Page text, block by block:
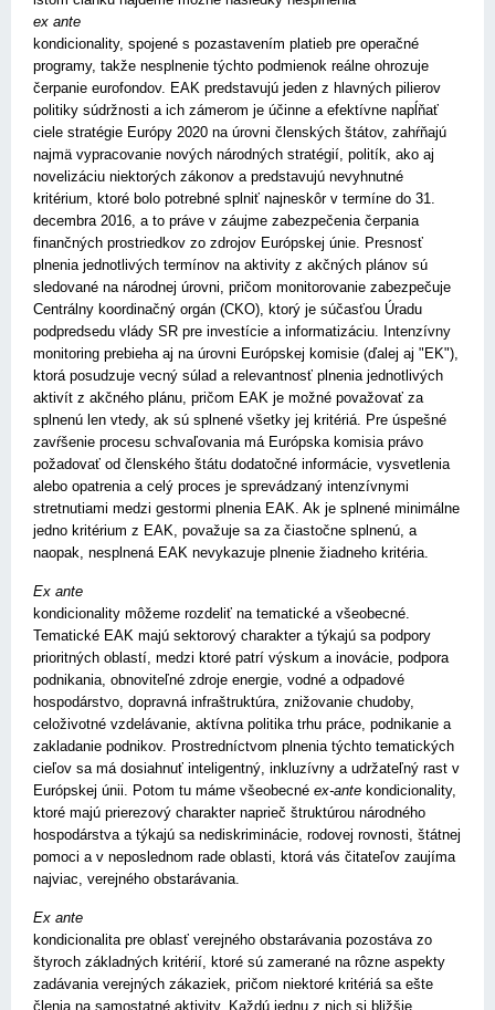
ex ante
kondicionality, spojené s pozastavením platieb pre operačné
programy, takže nesplnenie týchto podmienok reálne ohrozuje
čerpanie eurofondov. EAK predstavujú jeden z hlavných pilierov
politiky súdržnosti a ich zámerom je účinne a efektívne napĺňať
ciele stratégie Európy 2020 na úrovni členských štátov, zahŕňajú
najmä vypracovanie nových národných stratégií, politík, ako aj
novelizáciu niektorých zákonov a predstavujú nevyhnutné
kritérium, ktoré bolo potrebné splniť najneskôr v termíne do 31.
decembra 2016, a to práve v záujme zabezpečenia čerpania
finančných prostriedkov zo zdrojov Európskej únie. Presnosť
plnenia jednotlivých termínov na aktivity z akčných plánov sú
sledované na národnej úrovni, pričom monitorovanie zabezpečuje
Centrálny koordinačný orgán (CKO), ktorý je súčasťou Úradu
podpredsedu vlády SR pre investície a informatizáciu. Intenzívny
monitoring prebieha aj na úrovni Európskej komisie (ďalej aj "EK"),
ktorá posudzuje vecný súlad a relevantnosť plnenia jednotlivých
aktivít z akčného plánu, pričom EAK je možné považovať za
splnenú len vtedy, ak sú splnené všetky jej kritériá. Pre úspešné
zavŕšenie procesu schvaľovania má Európska komisia právo
požadovať od členského štátu dodatočné informácie, vysvetlenia
alebo opatrenia a celý proces je sprevádzaný intenzívnymi
stretnutiami medzi gestormi plnenia EAK. Ak je splnené minimálne
jedno kritérium z EAK, považuje sa za čiastočne splnenú, a
naopak, nesplnená EAK nevykazuje plnenie žiadneho kritéria.
Ex ante
kondicionality môžeme rozdeliť na tematické a všeobecné.
Tematické EAK majú sektorový charakter a týkajú sa podpory
prioritných oblastí, medzi ktoré patrí výskum a inovácie, podpora
podnikania, obnoviteľné zdroje energie, vodné a odpadové
hospodárstvo, dopravná infraštruktúra, znižovanie chudoby,
celoživotné vzdelávanie, aktívna politika trhu práce, podnikanie a
zakladanie podnikov. Prostredníctvom plnenia týchto tematických
cieľov sa má dosiahnuť inteligentný, inkluzívny a udržateľný rast v
Európskej únii. Potom tu máme všeobecné ex-ante kondicionality,
ktoré majú prierezový charakter naprieč štruktúrou národného
hospodárstva a týkajú sa nediskriminácie, rodovej rovnosti, štátnej
pomoci a v neposlednom rade oblasti, ktorá vás čitateľov zaujíma
najviac, verejného obstarávania.
Ex ante
kondicionalita pre oblasť verejného obstarávania pozostáva zo
štyroch základných kritérií, ktoré sú zamerané na rôzne aspekty
zadávania verejných zákaziek, pričom niektoré kritériá sa ešte
členia na samostatné aktivity. Každú jednu z nich si bližšie